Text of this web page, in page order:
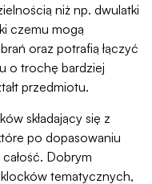
niż np. dwulatki
czemu mogą
oraz potrafią łączyć
o trochę bardziej
przedmiotu.
składający się z
po dopasowaniu
Dobrym
tematycznych,